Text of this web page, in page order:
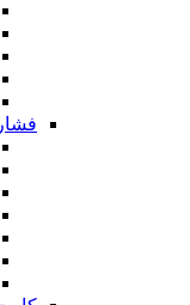
فشار